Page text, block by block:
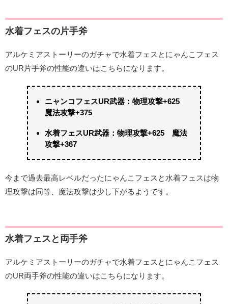
水着フェスの片手斧
アルケミアストーリーのガチャで水着フェスとにゃんこフェス
のUR片手斧の性能の違いはこちらになります。
ニャンコフェスUR武器：物理攻撃+625
魔法攻撃+375
水着フェスUR武器：物理攻撃+625 魔法
攻撃+367
今まで過去最高レベルだったにゃんこフェスと水着フェスは物
理攻撃は同等、魔法攻撃は少し下がるようです。
水着フェスと両手斧
アルケミアストーリーのガチャで水着フェスとにゃんこフェス
のUR両手斧の性能の違いはこちらになります。